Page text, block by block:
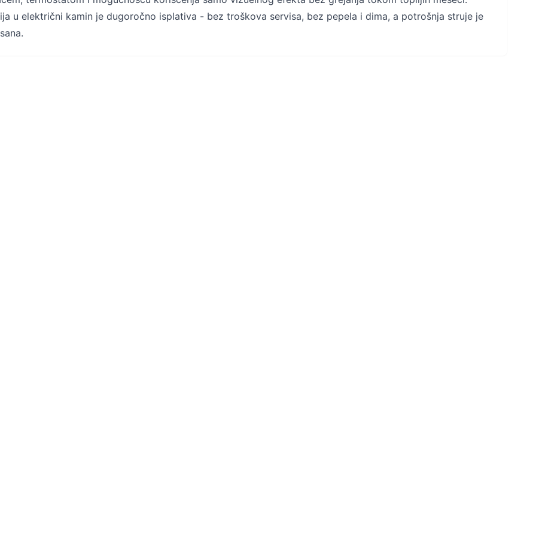
u električni kamin je dugoročno isplativa - bez troškova servisa, bez pepela i dima, a potrošnja struje je